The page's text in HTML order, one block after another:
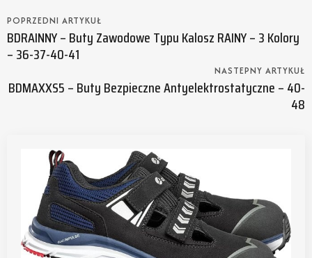
POPRZEDNI ARTYKUŁ
BDRAINNY – Buty Zawodowe Typu Kalosz RAINY – 3 Kolory
– 36-37-40-41
NASTEPNY ARTYKUŁ
BDMAXXS5 – Buty Bezpieczne Antyelektrostatyczne – 40-
48